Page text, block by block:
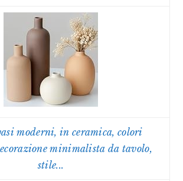
moderni, in ceramica, colori
minimalista da tavolo,
stile...